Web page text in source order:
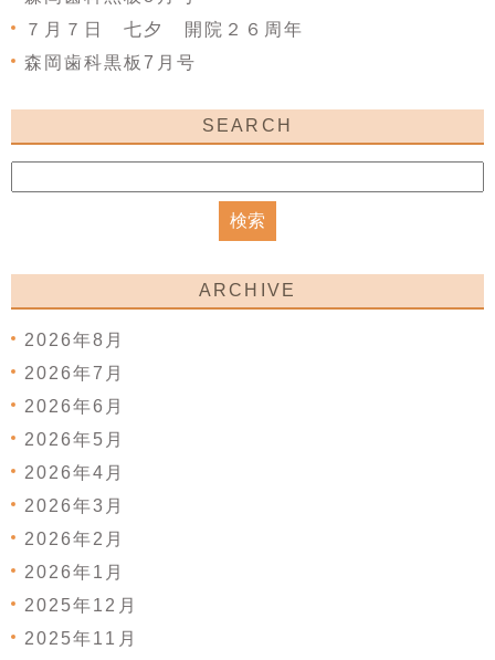
７月７日 七夕 開院２６周年
森岡歯科黒板7月号
SEARCH
ARCHIVE
2026年8月
2026年7月
2026年6月
2026年5月
2026年4月
2026年3月
2026年2月
2026年1月
2025年12月
2025年11月